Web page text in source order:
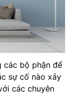
các bộ phận để
sự cố nào xảy
các chuyên